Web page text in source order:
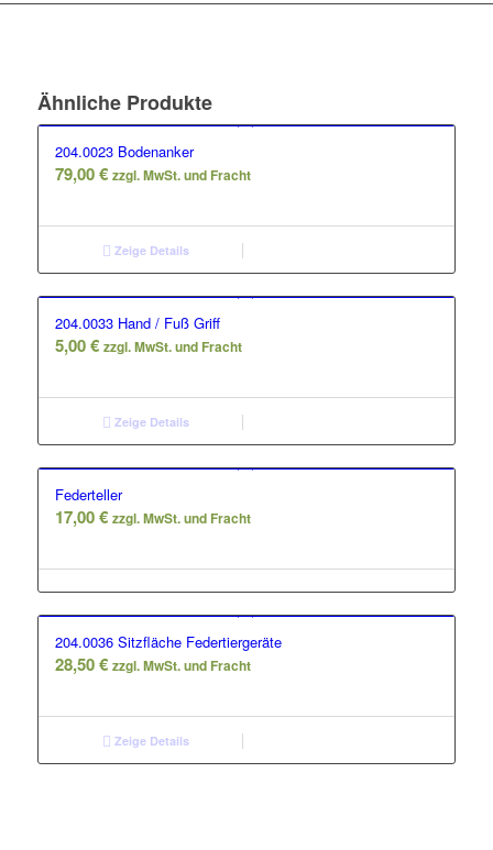
Ähnliche Produkte
204.0023 Bodenanker
79,00€ zzgl. MwSt. und Fracht
Zeige Details
204.0033 Hand / Fuß Griff
5,00€ zzgl. MwSt. und Fracht
Zeige Details
Federteller
17,00€ zzgl. MwSt. und Fracht
204.0036 Sitzfläche Federtiergeräte
28,50€ zzgl. MwSt. und Fracht
Zeige Details